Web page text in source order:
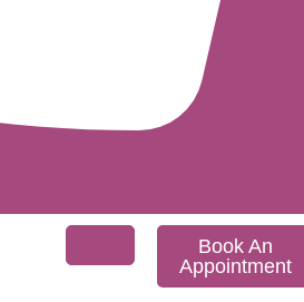
Book An
Appointment